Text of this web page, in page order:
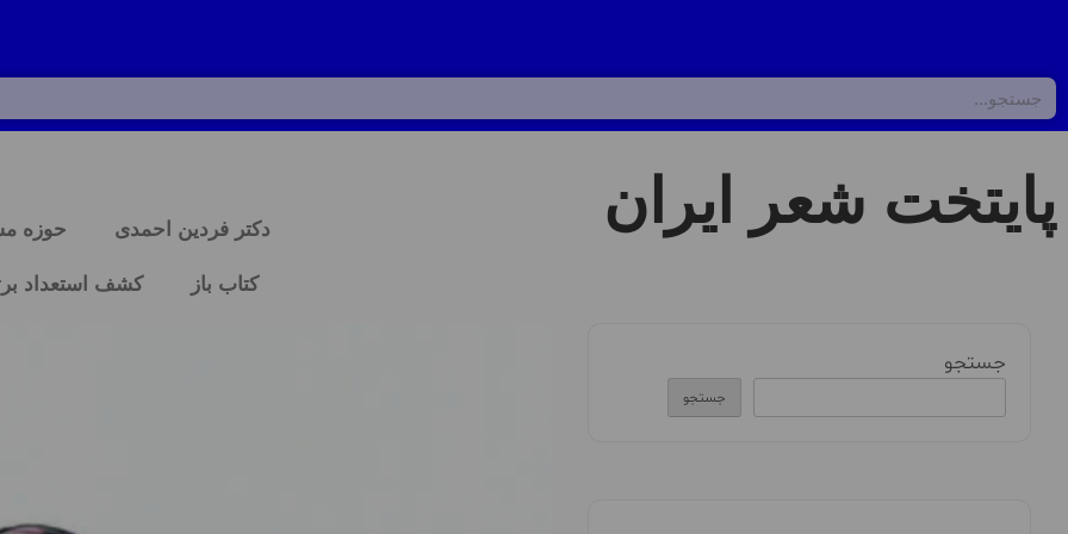
پایتخت شعر ایران دکتر فردین احمدی حوزه
کتاب باز کشف استعداد
جستجو
جستجو